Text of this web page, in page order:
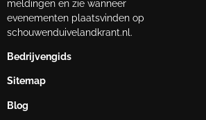
meldingen en zie wanneer
evenementen plaatsvinden op
schouwenduivelandkrant.nl.
Bedrijvengids
Sitemap
Blog